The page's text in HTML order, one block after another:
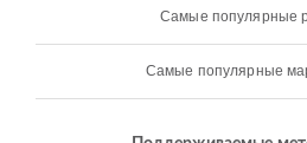
Самые популярные
Самые популярные